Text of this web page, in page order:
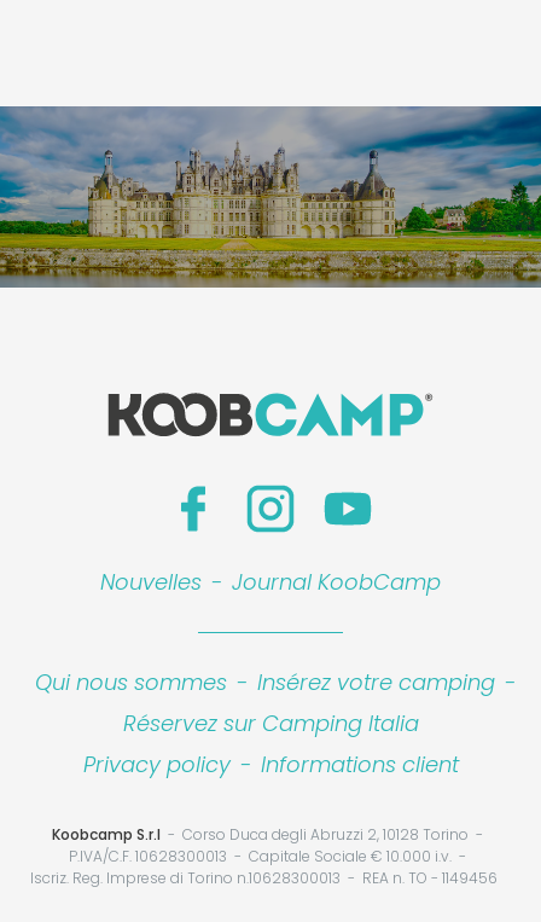
Nouvelles - Journal KoobCamp
Qui nous sommes - Insérez votre camping -
Réservez sur Camping Italia
Privacy policy - Informations client
Koobcamp S.r.l
Corso Duca degli Abruzzi 2, 10128 Torino
P.IVA/C.F. 10628300013
Capitale Sociale € 10.000 i.v.
Iscriz. Reg. Imprese di Torino n.10628300013
REA n. TO - 1149456